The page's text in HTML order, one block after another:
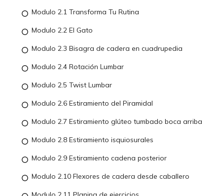
Modulo 2.1 Transforma Tu Rutina
Modulo 2.2 El Gato
Modulo 2.3 Bisagra de cadera en cuadrupedia
Modulo 2.4 Rotación Lumbar
Modulo 2.5 Twist Lumbar
Modulo 2.6 Estiramiento del Piramidal
Modulo 2.7 Estiramiento glúteo tumbado boca arriba
Modulo 2.8 Estiramiento isquiosurales
Modulo 2.9 Estiramiento cadena posterior
Modulo 2.10 Flexores de cadera desde caballero